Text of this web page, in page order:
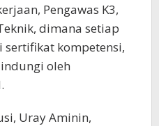
Pengawas K3,
dimana setiap
kompetensi,
oleh
Uray Aminin,